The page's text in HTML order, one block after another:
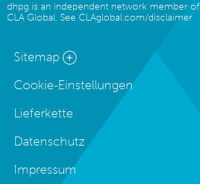
dhpg is an independent network member of
CLA Global. See CLAglobal.com/disclaimer
Sitemap
Cookie-Einstellungen
Lieferkette
Datenschutz
Impressum